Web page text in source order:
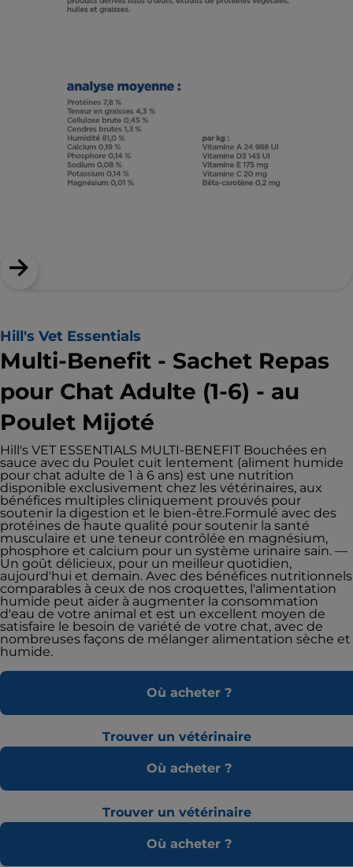
Hill's Vet Essentials
Multi-Benefit - Sachet Repas
pour Chat Adulte (1-6) - au
Poulet Mijoté
Hill's VET ESSENTIALS MULTI-BENEFIT Bouchées en
sauce avec du Poulet cuit lentement (aliment humide
pour chat adulte de 1 à 6 ans) est une nutrition
disponible exclusivement chez les vétérinaires, aux
bénéfices multiples cliniquement prouvés pour
soutenir la digestion et le bien-être.Formulé avec des
protéines de haute qualité pour soutenir la santé
musculaire et une teneur contrôlée en magnésium,
phosphore et calcium pour un système urinaire sain. —
Un goût délicieux, pour un meilleur quotidien,
aujourd'hui et demain. Avec des bénéfices nutritionnels
comparables à ceux de nos croquettes, l'alimentation
humide peut aider à augmenter la consommation
d'eau de votre animal et est un excellent moyen de
satisfaire le besoin de variété de votre chat, avec de
nombreuses façons de mélanger alimentation sèche et
humide.
Où acheter ?
Trouver un vétérinaire
Où acheter ?
Trouver un vétérinaire
Où acheter ?